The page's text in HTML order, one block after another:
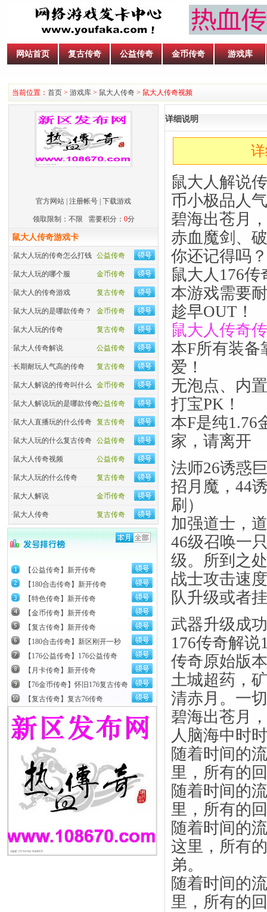
网站首页 复古传奇 公益传奇 金币传奇 游戏库
当前位置： 首页 > 游戏库 > 鼠大人传奇 > 鼠大人传奇视频
官方网站 注册帐号 下载游戏
领取限制：不限 需要积分： 0分
鼠大人传奇游戏卡
公益传奇
·鼠大人玩的传奇怎么打钱
金币传奇
·鼠大人玩的哪个服
复古传奇
·鼠大人的传奇游戏
金币传奇
·鼠大人玩的是哪款传奇？
复古传奇
·鼠大人玩的传奇
公益传奇
·鼠大人传奇解说
复古传奇
·长期耐玩人气高的传奇
金币传奇
·鼠大人解说的传奇叫什么
公益传奇
·鼠大人解说玩的是哪款传奇
复古传奇
·鼠大人直播玩的什么传奇
公益传奇
·鼠大人玩的什么复古传奇
公益传奇
·鼠大人传奇视频
复古传奇
·鼠大人玩的什么传奇
金币传奇
·鼠大人解说
复古传奇
·鼠大人传奇
【公益传奇】新开传奇
【180合击传奇】新开传奇
【特色传奇】新开传奇
【金币传奇】新开传奇
【复古传奇】新开传奇
【180合击传奇】新区刚开一秒
【176公益传奇】176公益传奇
【月卡传奇】新开传奇
【76金币传奇】怀旧176复古传奇
【复古传奇】复古76传奇
详细说明
鼠大人解说
币小极品人
碧海出苍月
赤血魔剑、
你还记得吗
鼠大人176
本游戏需要
趁早OUT！
鼠大人传奇
本F所有装备
爱！
无泡点、内
打宝PK！
本F是纯1.76
家，请离开
法师26诱惑
招月魔，44
刷）
加强道士，
46级召唤一
级。所到之
战士攻击速
队升级或者
武器升级成
176传奇解说
传奇原始版
土城超药，
清赤月。一
碧海出苍月
人脑海中时
随着时间的
里，所有的
随着时间的
里，所有的
随着时间的
这里，所有
弟。
随着时间的
里，所有的